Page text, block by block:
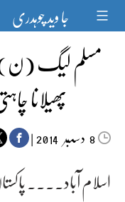
content جا وید چوہدری
مسلم لیگ (ن)
پھیلانا
8دسمبر‬‮ |
اسلام آباد۔۔۔۔